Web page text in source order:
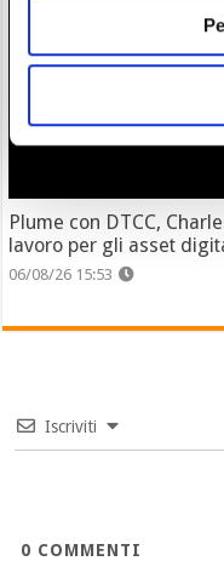
Plume con DTCC,
lavoro per gli asset
06/08/26 15:53
Iscriviti
0 COMMENTI